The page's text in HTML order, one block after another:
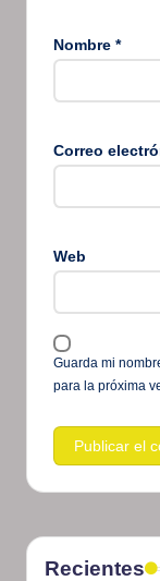
Nombre *
Correo
Web
Guarda mi
para la próxima
Recientes